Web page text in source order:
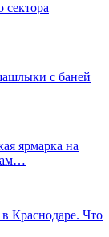
сектора
с баней
ярмарка на
Краснодаре. Что